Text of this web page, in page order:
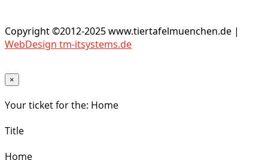
Copyright ©2012-2025 www.tiertafelmuenchen.de |
WebDesign tm-itsystems.de
×
Your ticket for the: Home
Title
Home